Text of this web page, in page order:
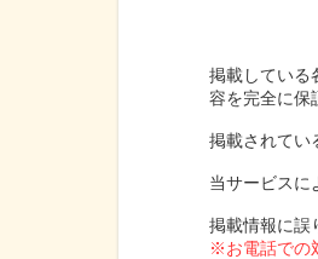
掲載している
容を完全に保
掲載されてい
当サービスに
掲載情報に誤
※お電話での